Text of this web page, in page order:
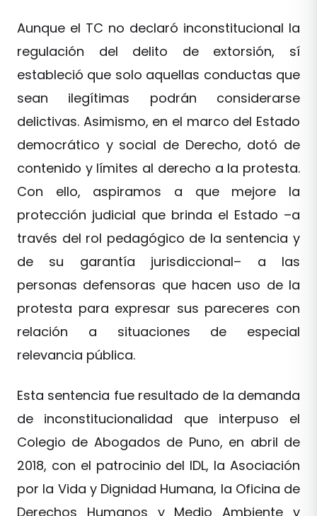
Aunque el TC no declaró inconstitucional la
regulación del delito de extorsión, sí
estableció que solo aquellas conductas que
sean ilegítimas podrán considerarse
delictivas. Asimismo, en el marco del Estado
democrático y social de Derecho, dotó de
contenido y límites al derecho a la protesta.
Con ello, aspiramos a que mejore la
protección judicial que brinda el Estado –a
través del rol pedagógico de la sentencia y
de su garantía jurisdiccional– a las
personas defensoras que hacen uso de la
protesta para expresar sus pareceres con
relación a situaciones de especial
relevancia pública.
Esta sentencia fue resultado de la demanda
de inconstitucionalidad que interpuso el
Colegio de Abogados de Puno, en abril de
2018, con el patrocinio del IDL, la Asociación
por la Vida y Dignidad Humana, la Oficina de
Derechos Humanos y Medio Ambiente y